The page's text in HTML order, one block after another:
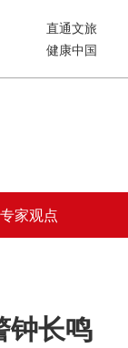
直通文旅
健康中国
专家观点
钟长鸣